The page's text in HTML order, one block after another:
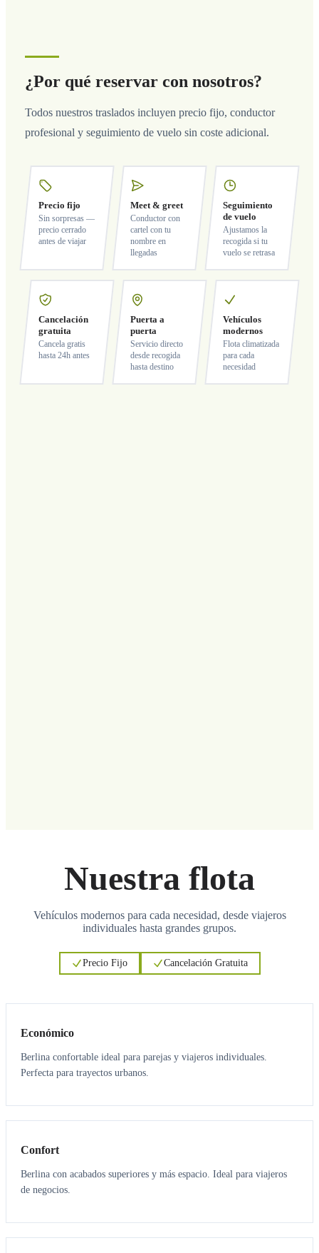
¿Por qué reservar con nosotros?
Todos nuestros traslados incluyen precio fijo, conductor
profesional y seguimiento de vuelo sin coste adicional.
Precio fijo
Sin sorpresas —
precio cerrado
antes de viajar
Meet & greet
Conductor con
cartel con tu
nombre en
llegadas
Seguimiento
de vuelo
Ajustamos la
recogida si tu
vuelo se retrasa
Cancelación
gratuita
Cancela gratis
hasta 24h antes
Puerta a
puerta
Servicio directo
desde recogida
hasta destino
Vehículos
modernos
Flota climatizada
para cada
necesidad
Nuestra flota
Vehículos modernos para cada necesidad, desde viajeros
individuales hasta grandes grupos.
Precio Fijo Cancelación Gratuita
Económico
Berlina confortable ideal para parejas y viajeros individuales.
Perfecta para trayectos urbanos.
3 3
Confort
Berlina con acabados superiores y más espacio. Ideal para viajeros
de negocios.
6 5